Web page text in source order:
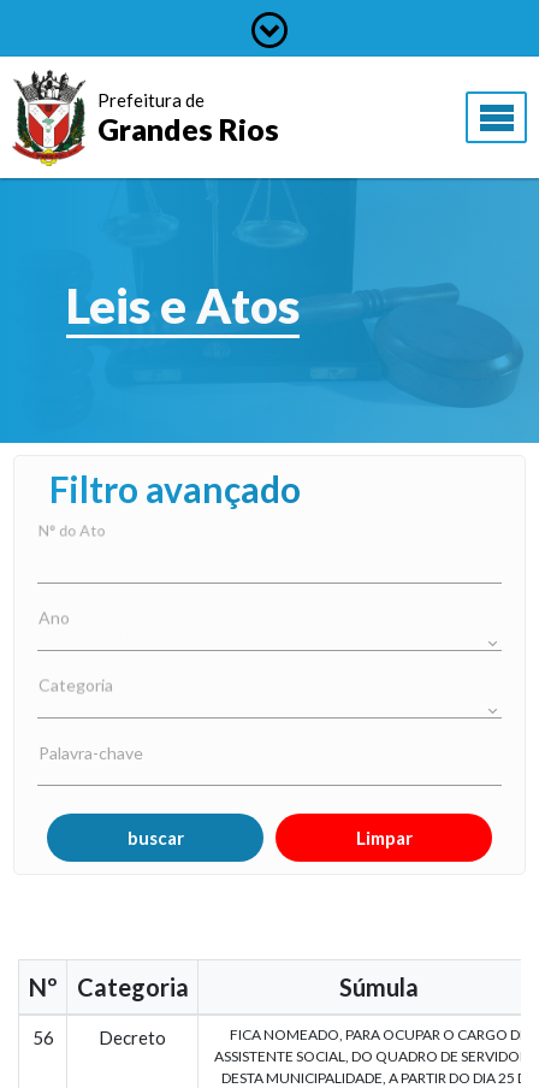
Prefeitura de
Grandes Rios
Leis e Atos
Filtro avançado
N° do Ato
Ano
Categoria
Palavra-chave
Nº Categoria Súmula
56 Decreto
FICA NOMEADO, PARA OCUPAR O CARGO DE
ASSISTENTE SOCIAL, DO QUADRO DE
DESTA MUNICIPALIDADE, A PARTIR DO DIA 25 DE